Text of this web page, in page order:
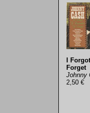
I
Forget
Johnny
2,50 €